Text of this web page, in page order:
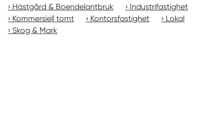
Hästgård & Boendelantbruk
Industrifastighet
Kommersiell tomt
Kontorsfastighet
Lokal
Skog & Mark